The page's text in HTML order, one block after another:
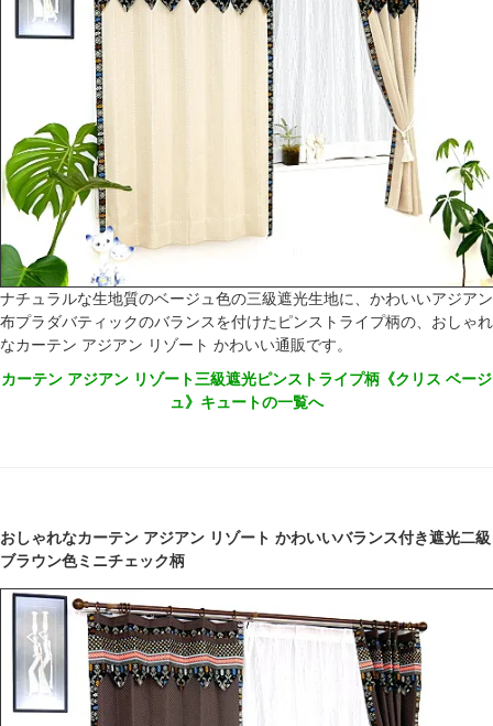
ナチュラルな生地質のベージュ色の三級遮光生地に、かわいいアジアン
布プラダバティックのバランスを付けたピンストライプ柄の、おしゃれ
なカーテン アジアン リゾート かわいい通販です。
カーテン アジアン リゾート三級遮光ピンストライプ柄《クリス ベージ
ュ》キュートの一覧へ
おしゃれなカーテン アジアン リゾート かわいいバランス付き遮光二級
ブラウン色ミニチェック柄